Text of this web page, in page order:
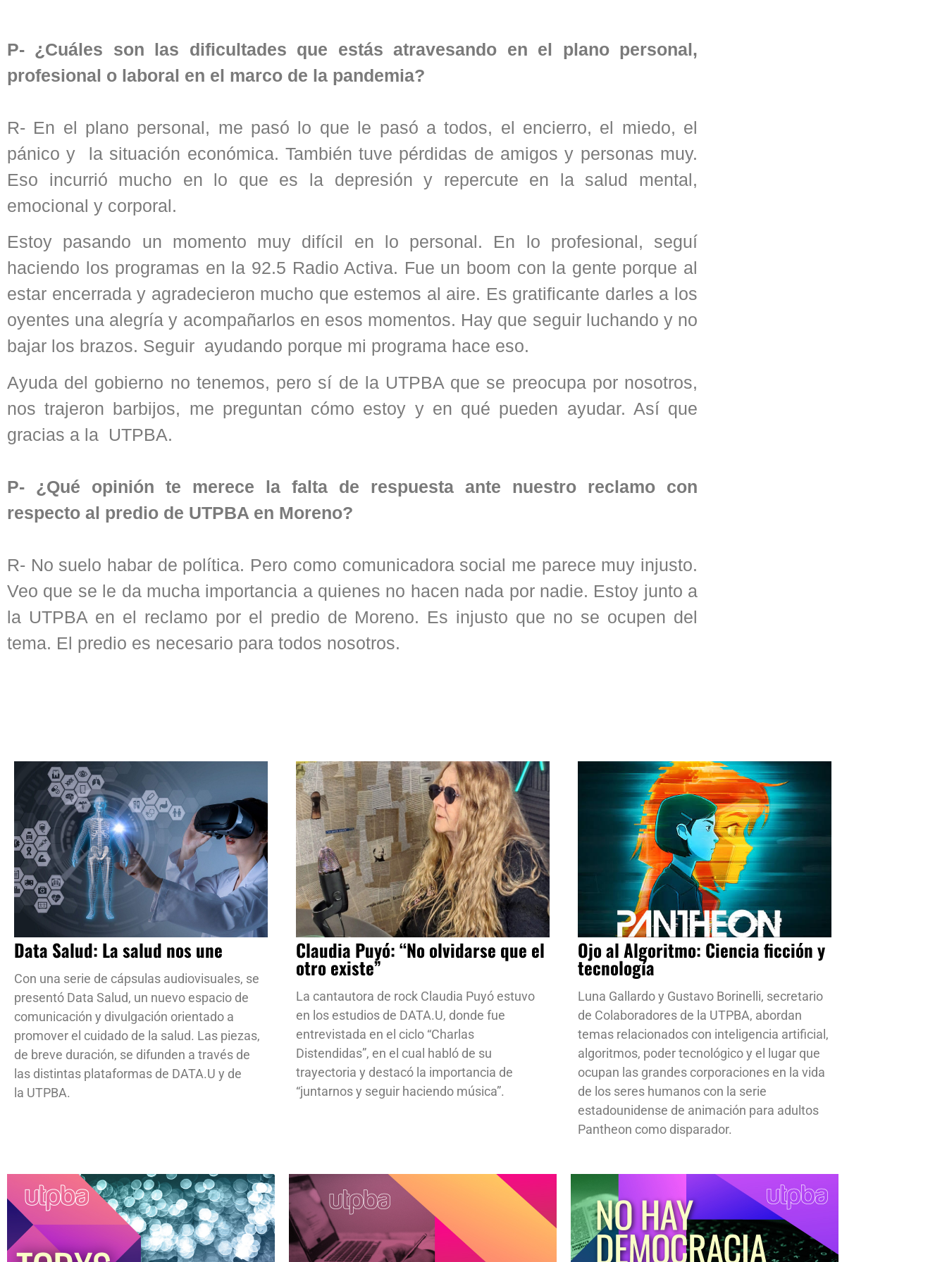
P- ¿Cuáles son las dificultades que estás atravesando en el plano personal,
profesional o laboral en el marco de la pandemia?
R- En el plano personal, me pasó lo que le pasó a todos, el encierro, el miedo, el
pánico y la situación económica. También tuve pérdidas de amigos y personas muy.
Eso incurrió mucho en lo que es la depresión y repercute en la salud mental,
emocional y corporal.
Estoy pasando un momento muy difícil en lo personal. En lo profesional, seguí
haciendo los programas en la 92.5 Radio Activa. Fue un boom con la gente porque al
estar encerrada y agradecieron mucho que estemos al aire. Es gratificante darles a los
oyentes una alegría y acompañarlos en esos momentos. Hay que seguir luchando y no
bajar los brazos. Seguir ayudando porque mi programa hace eso.
Ayuda del gobierno no tenemos, pero sí de la UTPBA que se preocupa por nosotros,
nos trajeron barbijos, me preguntan cómo estoy y en qué pueden ayudar. Así que
gracias a la UTPBA.
P- ¿Qué opinión te merece la falta de respuesta ante nuestro reclamo con
respecto al predio de UTPBA en Moreno?
R- No suelo habar de política. Pero como comunicadora social me parece muy injusto.
Veo que se le da mucha importancia a quienes no hacen nada por nadie. Estoy junto a
la UTPBA en el reclamo por el predio de Moreno. Es injusto que no se ocupen del
tema. El predio es necesario para todos nosotros.
Data Salud: La salud nos une
Con una serie de cápsulas audiovisuales, se
presentó Data Salud, un nuevo espacio de
comunicación y divulgación orientado a
promover el cuidado de la salud. Las piezas,
de breve duración, se difunden a través de
las distintas plataformas de DATA.U y de
la UTPBA.
Claudia Puyó: “No olvidarse que el
otro existe”
La cantautora de rock Claudia Puyó estuvo
en los estudios de DATA.U, donde fue
entrevistada en el ciclo “Charlas
Distendidas”, en el cual habló de su
trayectoria y destacó la importancia de
“juntarnos y seguir haciendo música”.
Ojo al Algoritmo: Ciencia ficción y
tecnología
Luna Gallardo y Gustavo Borinelli, secretario
de Colaboradores de la UTPBA, abordan
temas relacionados con inteligencia artificial,
algoritmos, poder tecnológico y el lugar que
ocupan las grandes corporaciones en la vida
de los seres humanos con la serie
estadounidense de animación para adultos
Pantheon como disparador.